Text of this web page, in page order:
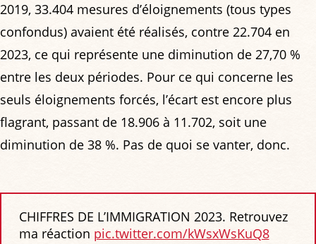
2019, 33.404 mesures d’éloignements (tous types
confondus) avaient été réalisés, contre 22.704 en
2023, ce qui représente une diminution de 27,70 %
entre les deux périodes. Pour ce qui concerne les
seuls éloignements forcés, l’écart est encore plus
flagrant, passant de 18.906 à 11.702, soit une
diminution de 38 %. Pas de quoi se vanter, donc.
CHIFFRES DE L’IMMIGRATION 2023. Retrouvez
ma réaction pic.twitter.com/kWsxWsKuQ8